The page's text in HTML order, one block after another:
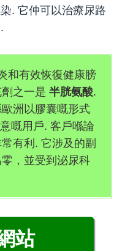
. 它仲可以治療尿路
和有效恢復健康膀
劑之一是半胱氨酸.
洲以膠囊嘅形式
嘅用戶. 客戶喺論
有利. 它涉及的副
，並受到泌尿科
站